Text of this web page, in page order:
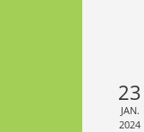
23
JAN.
2024